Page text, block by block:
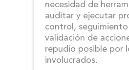
necesidad de
auditar y ejecutar
control,
validación de
repudio posible por
involucrados.